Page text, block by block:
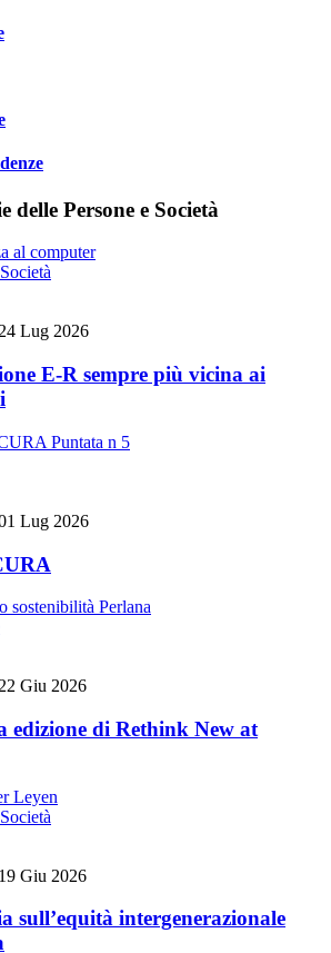
delle Persone e Società
24 Lug 2026
E-R sempre più vicina ai
Lug 2026
22 Giu 2026
edizione di Rethink New at
19 Giu 2026
sull’equità intergenerazionale